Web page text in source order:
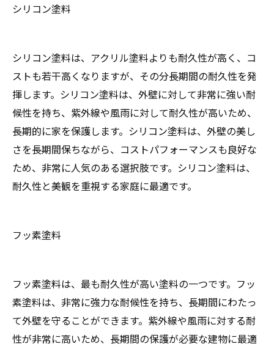
シリコン塗料
シリコン塗料は、アクリル塗料よりも耐久性が高く、コ
ストも若干高くなりますが、その分長期間の耐久性を発
揮します。シリコン塗料は、外壁に対して非常に強い耐
候性を持ち、紫外線や風雨に対して耐久性が高いため、
長期的に家を保護します。シリコン塗料は、外壁の美し
さを長期間保ちながら、コストパフォーマンスも良好な
ため、非常に人気のある選択肢です。シリコン塗料は、
耐久性と美観を重視する家庭に最適です。
フッ素塗料
フッ素塗料は、最も耐久性が高い塗料の一つです。フッ
素塗料は、非常に強力な耐候性を持ち、長期間にわたっ
て外壁を守ることができます。紫外線や風雨に対する耐
性が非常に高いため、長期間の保護が必要な建物に最適